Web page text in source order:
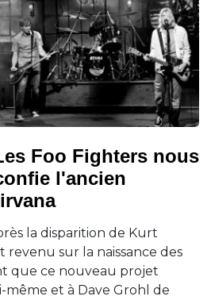
Foo Fighters nous
l'ancien
la disparition de Kurt
revenu sur la naissance des
que ce nouveau projet
même et à Dave Grohl de